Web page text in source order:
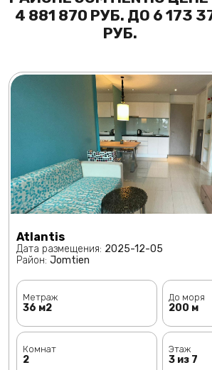
4 881 870 РУБ. ДО 6 173
РУБ.
Atlantis
Дата размещения: 2025-12-05
Район: Jomtien
Метраж
36 м2
До моря
200 м
Комнат
2
Этаж
3 из 7